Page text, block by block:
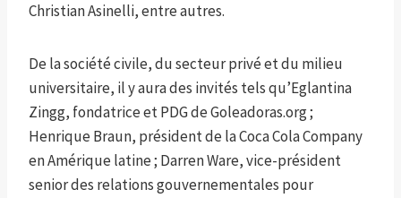
Christian Asinelli, entre autres.
De la société civile, du secteur privé et du milieu
universitaire, il y aura des invités tels qu’Eglantina
Zingg, fondatrice et PDG de Goleadoras.org ;
Henrique Braun, président de la Coca Cola Company
en Amérique latine ; Darren Ware, vice-président
senior des relations gouvernementales pour